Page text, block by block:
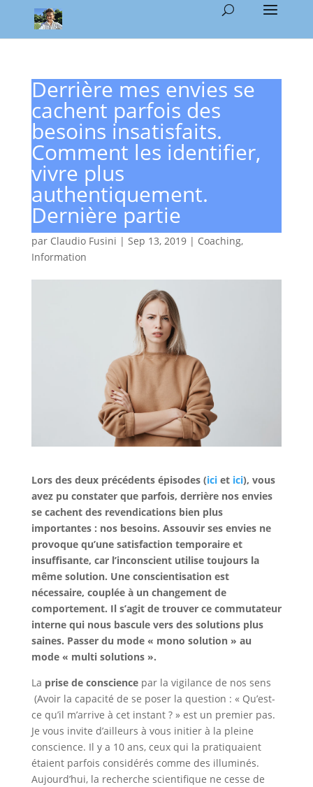
Derrière mes envies se
cachent parfois des
besoins insatisfaits.
Comment les identifier,
vivre plus
authentiquement.
Dernière partie
par Claudio Fusini | Sep 13, 2019| Coaching,
Information
Lors des deux précédents épisodes (ici et ici), vous
avez pu constater que parfois, derrière nos envies
se cachent des revendications bien plus
importantes : nos besoins. Assouvir ses envies ne
provoque qu’une satisfaction temporaire et
insuffisante, car l’inconscient utilise toujours la
même solution. Une conscientisation est
nécessaire, couplée à un changement de
comportement. Il s’agit de trouver ce commutateur
interne qui nous bascule vers des solutions plus
saines. Passer du mode « mono solution » au
mode « multi solutions ».
La prise de consciencepar la vigilance de nos sens
(Avoir la capacité de se poser la question : « Qu’est-
ce qu’il m’arrive à cet instant ? » est un premier pas.
Je vous invite d’ailleurs à vous initier à la pleine
conscience. Il y a 10 ans, ceux qui la pratiquaient
étaient parfois considérés comme des illuminés.
Aujourd’hui, la recherche scientifique ne cesse de